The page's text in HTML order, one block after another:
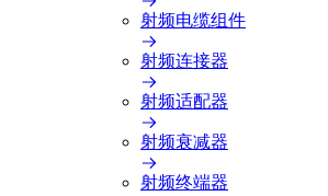
射频电缆组件
射频连接器
射频适配器
射频衰减器
射频终端器